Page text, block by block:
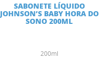
SABONETE LÍQUIDO
JOHNSON’S BABY HORA DO
SONO 200ML
200ml